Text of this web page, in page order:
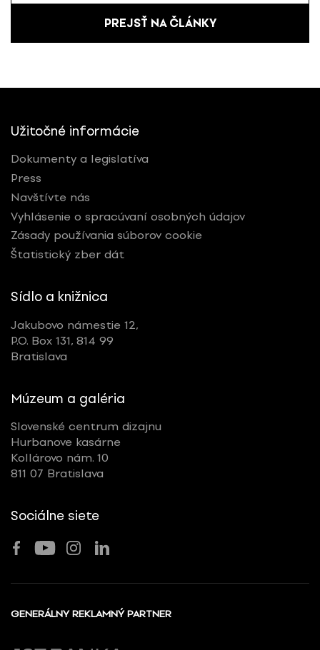
PREJSŤ NA ČLÁNKY
Užitočné informácie
Dokumenty a legislatíva
Press
Navštívte nás
Vyhlásenie o spracúvaní osobných údajov
Zásady používania súborov cookie
Štatistický zber dát
Sídlo a knižnica
Jakubovo námestie 12,
P.O. Box 131, 814 99
Bratislava
Múzeum a galéria
Slovenské centrum dizajnu
Hurbanove kasárne
Kollárovo nám. 10
811 07 Bratislava
Sociálne siete
GENERÁLNY REKLAMNÝ PARTNER